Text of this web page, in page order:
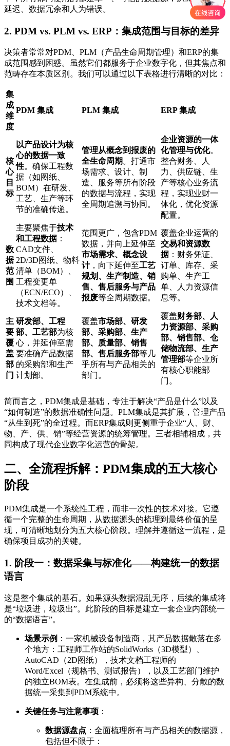
延迟、数据冗余和人为错误。
2. PDM vs. PLM vs. ERP：集成范围与目标的差异
决策者常常对PDM、PLM（产品生命周期管理）和ERP的集
成范围感到困惑。虽然它们都服务于企业数字化，但其焦点和
范畴存在本质区别。我们可以通过以下表格进行清晰的对比：
集
成
维
度
PDM 集成 PLM 集成 ERP 集成
核
心
目
标
以产品设计为核
心的数据一致
性。确保工程数
据（如图纸、
BOM）在研发、
工艺、生产等环
节的准确传递。
管理从概念到报废的
全生命周期 。打通市
场需求、设计、制
造、服务等所有阶段
的数据与流程，实现
全周期追溯与协同。
企业资源的一体
化管理与优化。
整合财务、人
力、供应链、生
产等核心业务流
程，实现业财一
体化，优化资源
配置。
数
据
范
围
主要聚焦于技术
和工程数据：
CAD文件、
2D/3D图纸、物料
清单（BOM）、
工程变更单
（ECN/ECO）、
技术文档等。
范围更广，包含PDM
数据，并向上延伸至
市场需求、概念设
计，向下延伸至工艺
规划、生产制造、销
售、售后服务与产品
报废等全周期数据。
覆盖企业运营的
交易和资源数
据：财务凭证、
订单、库存、采
购单、生产工
单、人力资源信
息等。
主
要
覆
盖
部
门
研发部、工程
部、工艺部为核
心，并延伸至需
要准确产品数据
的采购部和生产
计划部。
覆盖市场部、研发
部、采购部、生产
部、质量部、销售
部、售后服务部等几
乎所有与产品相关的
部门。
覆盖财务部、人
力资源部、采购
部、销售部、仓
储物流部、生产
管理部等企业所
有核心职能部
门。
简而言之，PDM集成是基础，专注于解决“产品是什么”以及
“如何制造”的数据准确性问题。PLM集成是其扩展，管理产品
“从生到死”的全过程。而ERP集成则更侧重于企业“人、财、
物、产、供、销”等经营资源的统筹管理。三者相辅相成，共
同构成了现代企业数字化运营的骨架。
二、全流程拆解：PDM集成的五大核心
阶段
PDM集成是一个系统性工程，而非一次性的技术对接。它遵
循一个完整的生命周期，从数据源头的梳理到最终价值的呈
现，可清晰地划分为五大核心阶段。理解并遵循这一流程，是
确保项目成功的关键。
1. 阶段一：数据采集与标准化——构建统一的数据
语言
这是整个集成的基石。如果源头数据混乱无序，后续的集成将
是“垃圾进，垃圾出”。此阶段的目标是建立一套企业内部统一
的“数据语言”。
场景示例 ：一家机械设备制造商，其产品数据散落在多
个地方：工程师工作站的SolidWorks（3D模型）、
AutoCAD（2D图纸），技术文档工程师的
Word/Excel（规格书、测试报告），以及工艺部门维护
的独立BOM表。在集成前，必须将这些异构、分散的数
据统一采集到PDM系统中。
关键任务与注意事项 ：
数据源盘点 ：全面梳理所有与产品相关的数据源，
包括但不限于：